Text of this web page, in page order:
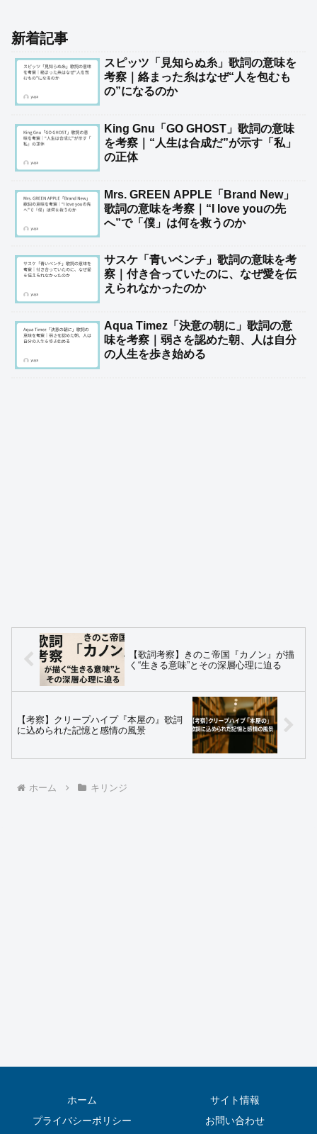
新着記事
スピッツ「見知らぬ糸」歌詞の意味を
考察｜絡まった糸はなぜ“人を包むも
の”になるのか
King Gnu「GO GHOST」歌詞の意味
を考察｜“人生は合成だ”が示す「私」
の正体
Mrs. GREEN APPLE「Brand New」
歌詞の意味を考察｜“I love youの先
へ”で「僕」は何を救うのか
サスケ「青いベンチ」歌詞の意味を考
察｜付き合っていたのに、なぜ愛を伝
えられなかったのか
Aqua Timez「決意の朝に」歌詞の意
味を考察｜弱さを認めた朝、人は自分
の人生を歩き始める
【歌詞考察】きのこ帝国『カノン』が描
く“生きる意味”とその深層心理に迫る
【考察】クリープハイプ『本屋の』歌詞
に込められた記憶と感情の風景
ホーム キリンジ
ホーム
サイト情報
プライバシーポリシー
お問い合わせ